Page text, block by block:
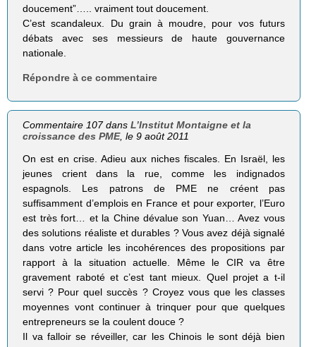
doucement”….. vraiment tout doucement.
C’est scandaleux. Du grain à moudre, pour vos futurs
débats avec ses messieurs de haute gouvernance
nationale.
Répondre à ce commentaire
Commentaire 107 dansL’Institut Montaigne et la
croissance des PME, le 9 août 2011
On est en crise. Adieu aux niches fiscales. En Israël, les
jeunes crient dans la rue, comme les indignados
espagnols. Les patrons de PME ne créent pas
suffisamment d’emplois en France et pour exporter, l’Euro
est très fort… et la Chine dévalue son Yuan… Avez vous
des solutions réaliste et durables ? Vous avez déjà signalé
dans votre article les incohérences des propositions par
rapport à la situation actuelle. Même le CIR va être
gravement raboté et c’est tant mieux. Quel projet a t-il
servi ? Pour quel succès ? Croyez vous que les classes
moyennes vont continuer à trinquer pour que quelques
entrepreneurs se la coulent douce ?
Il va falloir se réveiller, car les Chinois le sont déjà bien